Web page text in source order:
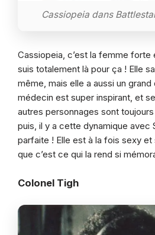
Cassiopeia dans
Cassiopeia, c’est la femme forte
suis totalement là pour ça ! Elle
même, mais elle a aussi un
médecin est super inspirant, et
autres personnages sont
puis, il y a cette dynamique avec
parfaite ! Elle est à la fois sexy
que c’est ce qui la rend si
Colonel Tigh